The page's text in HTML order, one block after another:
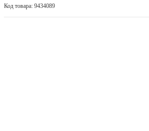
Код товара: 9434089